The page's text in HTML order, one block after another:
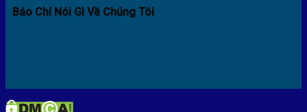
Báo Chí Nói Gì Về Chúng Tôi